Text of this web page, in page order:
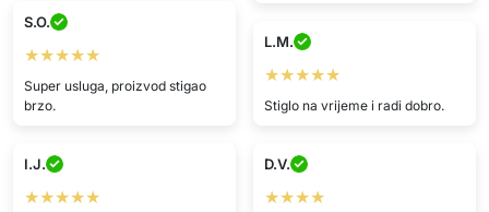
S.O.
★★★★★
Super usluga, proizvod stigao
brzo.
L.M.
★★★★★
Stiglo na vrijeme i radi dobro.
I.J.
★★★★★
D.V.
★★★★